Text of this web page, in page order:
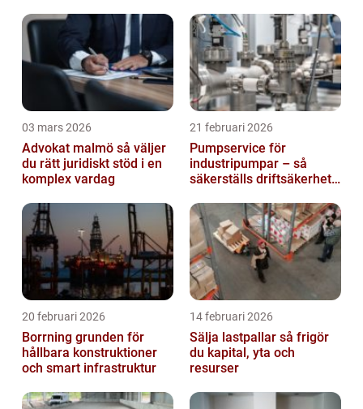
03 mars 2026
Advokat malmö så väljer
du rätt juridiskt stöd i en
komplex vardag
21 februari 2026
Pumpservice för
industripumpar – så
säkerställs driftsäkerhet
20 februari 2026
Borrning grunden för
hållbara konstruktioner
och smart infrastruktur
14 februari 2026
Sälja lastpallar så frigör
du kapital, yta och
resurser